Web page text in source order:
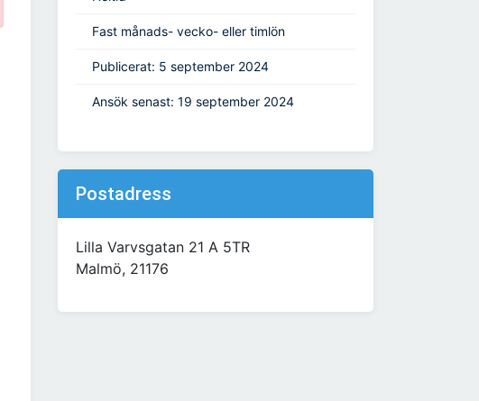
Fast månads- vecko- eller timlön
Publicerat: 5 september 2024
Ansök senast: 19 september 2024
Postadress
Lilla Varvsgatan 21 A 5TR
Malmö, 21176